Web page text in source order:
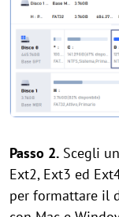
Passo 2. Scegli
Ext2, Ext3 ed
per formattare il